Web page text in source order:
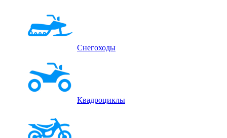
Снегоходы
Квадроциклы